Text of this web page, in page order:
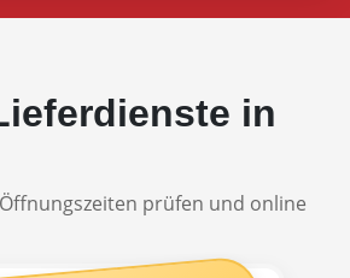
in
prüfen und online